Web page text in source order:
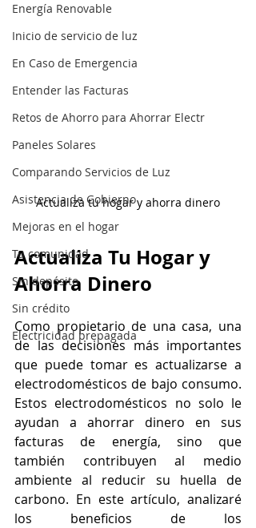
Energía Renovable
Inicio de servicio de luz
En Caso de Emergencia
Entender las Facturas
Retos de Ahorro para Ahorrar Electr
Paneles Solares
Comparando Servicios de Luz
Asistencia de Gobierno
Mejoras en el hogar
Tu comunidad
Sin depósito
Sin crédito
Electricidad prepagada
Actualiza tu hogar y ahorra dinero
Actualiza Tu Hogar y
Ahorra Dinero
Como propietario de una casa, una
de las decisiones más importantes
que puede tomar es actualizarse a
electrodomésticos de bajo consumo.
Estos electrodomésticos no solo le
ayudan a ahorrar dinero en sus
facturas de energía, sino que
también contribuyen al medio
ambiente al reducir su huella de
carbono. En este artículo, analizaré
los beneficios de los